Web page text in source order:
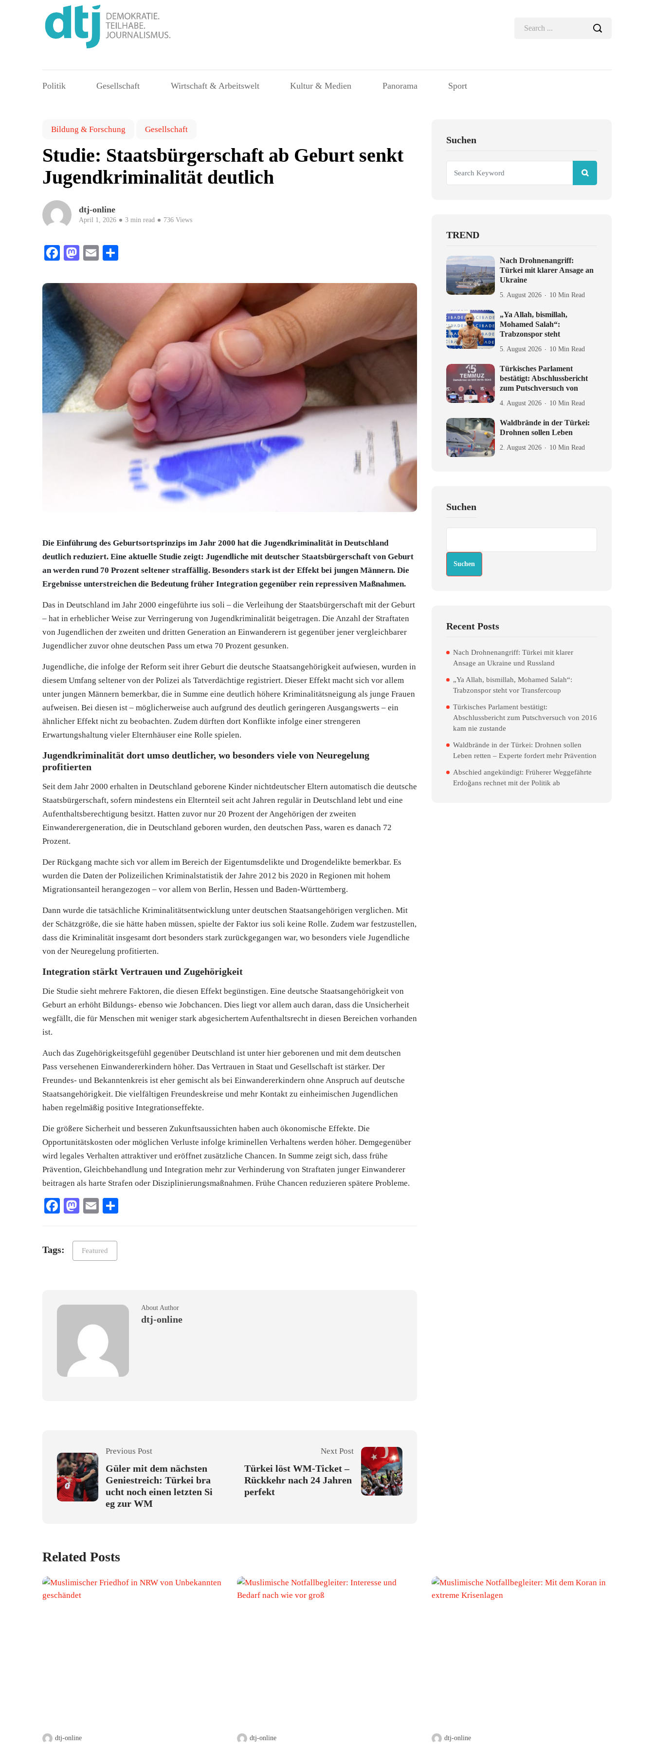
Politik Gesellschaft Wirtschaft & Arbeitswelt Kultur & Medien Panorama Sport
Bildung & Forschung Gesellschaft
Studie: Staatsbürgerschaft ab Geburt senkt
Jugendkriminalität deutlich
dtj-online
April 1, 2026 3 min read 736 Views
Facebook
Mastodon
Email
Die Einführung des Geburtsortsprinzips im Jahr 2000 hat die Jugendkriminalität in Deutschland
deutlich reduziert. Eine aktuelle Studie zeigt: Jugendliche mit deutscher Staatsbürgerschaft von Geburt
an werden rund 70 Prozent seltener straffällig. Besonders stark ist der Effekt bei jungen Männern. Die
Ergebnisse unterstreichen die Bedeutung früher Integration gegenüber rein repressiven Maßnahmen.
Das in Deutschland im Jahr 2000 eingeführte ius soli – die Verleihung der Staatsbürgerschaft mit der Geburt
– hat in erheblicher Weise zur Verringerung von Jugendkriminalität beigetragen. Die Anzahl der Straftaten
von Jugendlichen der zweiten und dritten Generation an Einwanderern ist gegenüber jener vergleichbarer
Jugendlicher zuvor ohne deutschen Pass um etwa 70 Prozent gesunken.
Jugendliche, die infolge der Reform seit ihrer Geburt die deutsche Staatsangehörigkeit aufwiesen, wurden in
diesem Umfang seltener von der Polizei als Tatverdächtige registriert. Dieser Effekt macht sich vor allem
unter jungen Männern bemerkbar, die in Summe eine deutlich höhere Kriminalitätsneigung als junge Frauen
aufweisen. Bei diesen ist – möglicherweise auch aufgrund des deutlich geringeren Ausgangswerts – ein
ähnlicher Effekt nicht zu beobachten. Zudem dürften dort Konflikte infolge einer strengeren
Erwartungshaltung vieler Elternhäuser eine Rolle spielen.
Jugendkriminalität dort umso deutlicher, wo besonders viele von Neuregelung
profitierten
Seit dem Jahr 2000 erhalten in Deutschland geborene Kinder nichtdeutscher Eltern automatisch die deutsche
Staatsbürgerschaft, sofern mindestens ein Elternteil seit acht Jahren regulär in Deutschland lebt und eine
Aufenthaltsberechtigung besitzt. Hatten zuvor nur 20 Prozent der Angehörigen der zweiten
Einwanderergeneration, die in Deutschland geboren wurden, den deutschen Pass, waren es danach 72
Prozent.
Der Rückgang machte sich vor allem im Bereich der Eigentumsdelikte und Drogendelikte bemerkbar. Es
wurden die Daten der Polizeilichen Kriminalstatistik der Jahre 2012 bis 2020 in Regionen mit hohem
Migrationsanteil herangezogen – vor allem von Berlin, Hessen und Baden-Württemberg.
Dann wurde die tatsächliche Kriminalitätsentwicklung unter deutschen Staatsangehörigen verglichen. Mit
der Schätzgröße, die sie hätte haben müssen, spielte der Faktor ius soli keine Rolle. Zudem war festzustellen,
dass die Kriminalität insgesamt dort besonders stark zurückgegangen war, wo besonders viele Jugendliche
von der Neuregelung profitierten.
Integration stärkt Vertrauen und Zugehörigkeit
Die Studie sieht mehrere Faktoren, die diesen Effekt begünstigen. Eine deutsche Staatsangehörigkeit von
Geburt an erhöht Bildungs- ebenso wie Jobchancen. Dies liegt vor allem auch daran, dass die Unsicherheit
wegfällt, die für Menschen mit weniger stark abgesichertem Aufenthaltsrecht in diesen Bereichen vorhanden
ist.
Auch das Zugehörigkeitsgefühl gegenüber Deutschland ist unter hier geborenen und mit dem deutschen
Pass versehenen Einwandererkindern höher. Das Vertrauen in Staat und Gesellschaft ist stärker. Der
Freundes- und Bekanntenkreis ist eher gemischt als bei Einwandererkindern ohne Anspruch auf deutsche
Staatsangehörigkeit. Die vielfältigen Freundeskreise und mehr Kontakt zu einheimischen Jugendlichen
haben regelmäßig positive Integrationseffekte.
Die größere Sicherheit und besseren Zukunftsaussichten haben auch ökonomische Effekte. Die
Opportunitätskosten oder möglichen Verluste infolge kriminellen Verhaltens werden höher. Demgegenüber
wird legales Verhalten attraktiver und eröffnet zusätzliche Chancen. In Summe zeigt sich, dass frühe
Prävention, Gleichbehandlung und Integration mehr zur Verhinderung von Straftaten junger Einwanderer
beitragen als harte Strafen oder Disziplinierungsmaßnahmen. Frühe Chancen reduzieren spätere Probleme.
Facebook
Mastodon
Email
Tags: Featured
About Author
dtj-online
Previous Post
Güler mit dem nächsten
Geniestreich: Türkei bra
ucht noch einen letzten Si
eg zur WM
Next Post
Türkei löst WM-Ticket –
Rückkehr nach 24 Jahren
perfekt
Suchen
TREND
Nach Drohnenangriff:
Türkei mit klarer Ansage an
Ukraine
5. August 2026 10 Min Read
„Ya Allah, bismillah,
Mohamed Salah“:
Trabzonspor steht
5. August 2026 10 Min Read
Türkisches Parlament
bestätigt: Abschlussbericht
zum Putschversuch von
4. August 2026 10 Min Read
Waldbrände in der Türkei:
Drohnen sollen Leben
2. August 2026 10 Min Read
Suchen
Suchen
Recent Posts
Nach Drohnenangriff: Türkei mit klarer
Ansage an Ukraine und Russland
„Ya Allah, bismillah, Mohamed Salah“:
Trabzonspor steht vor Transfercoup
Türkisches Parlament bestätigt:
Abschlussbericht zum Putschversuch von 2016
kam nie zustande
Waldbrände in der Türkei: Drohnen sollen
Leben retten – Experte fordert mehr Prävention
Abschied angekündigt: Früherer Weggefährte
Erdoğans rechnet mit der Politik ab
Related Posts
dtj-online dtj-online dtj-online